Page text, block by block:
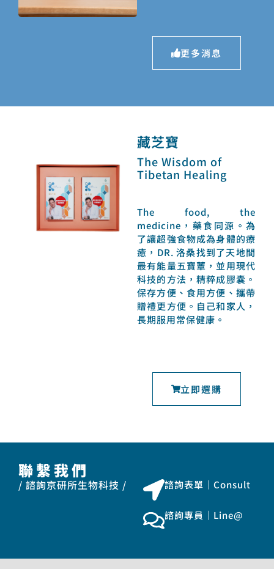
更多消息
藏芝寶
The Wisdom of
Tibetan Healing
The food, the
medicine，藥食同源。為
了讓超強食物成為身體的療
癒，DR. 洛桑找到了天地間
最有能量五寶蕈，並用現代
科技的方法，精粹成膠囊。
保存方便、食用方便、攜帶
贈禮更方便。自己和家人，
長期服用常保健康。
立即選購
聯繫我們
/ 諮詢京研所生物科技 / 諮詢表單｜Consult
諮詢專員｜Line@